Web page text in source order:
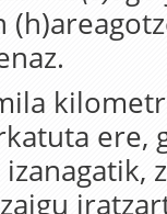
ere,